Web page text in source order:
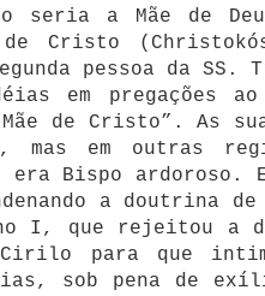
seria a Mãe de
de Cristo
pessoa da SS.
em pregações
de Cristo”. As
mas em outras
Bispo ardoroso.
a doutrina
I, que rejeitou a
para que
sob pena de